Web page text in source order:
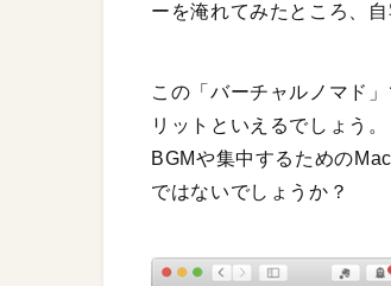
ーを淹れてみたところ、
この「バーチャルノマド
リットといえるでしょう
BGMや集中するための
ではないでしょうか？